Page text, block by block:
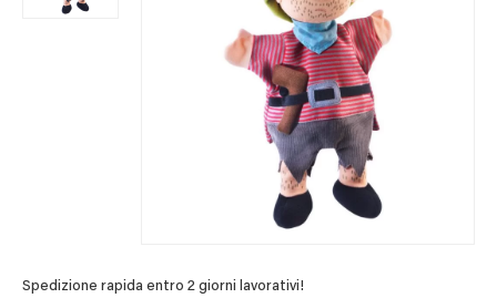
Spedizione rapida entro 2 giorni lavorativi!